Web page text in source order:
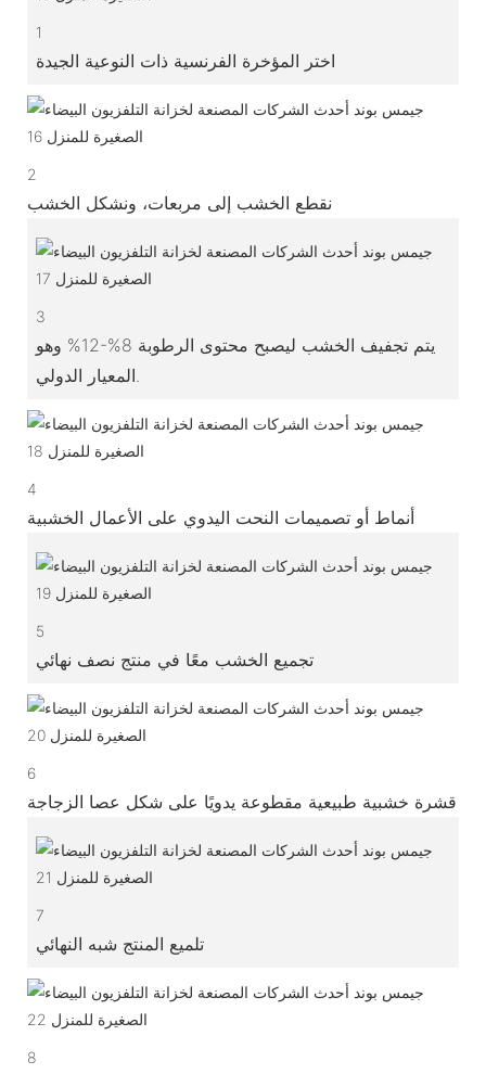
1
اختر المؤخرة الفرنسية ذات النوعية الجيدة
2
نقطع الخشب إلى مربعات، ونشكل الخشب
3
يتم تجفيف الخشب ليصبح محتوى الرطوبة 8%-12% وهو
4
أنماط أو تصميمات النحت اليدوي على الأعمال الخشبية
5
تجميع الخشب معًا في منتج نصف نهائي
6
قشرة خشبية طبيعية مقطوعة يدويًا على شكل عصا الزجاجة
7
تلميع المنتج شبه النهائي
8